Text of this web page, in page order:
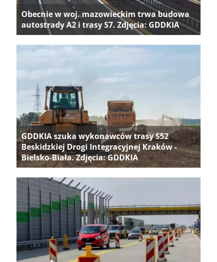
Obecnie w woj. mazowieckim trwa budowa
autostrady A2 i trasy S7. Zdjęcia: GDDKIA
GDDKIA szuka wykonawców trasy S52
Beskidzkiej Drogi Integracyjnej Kraków -
Bielsko-Biała. Zdjęcia: GDDKIA